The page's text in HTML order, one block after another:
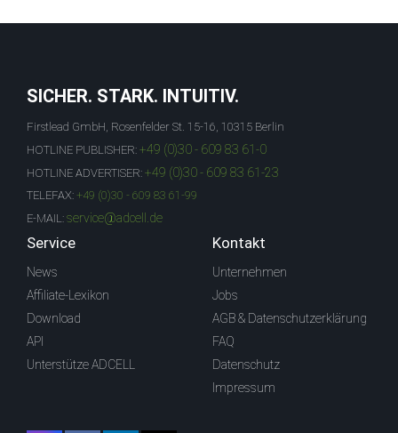
SICHER. STARK. INTUITIV.
Firstlead GmbH, Rosenfelder St. 15-16, 10315 Berlin
HOTLINE PUBLISHER: +49 (0)30 - 609 83 61-0
HOTLINE ADVERTISER: +49 (0)30 - 609 83 61-23
TELEFAX: +49 (0)30 - 609 83 61-99
E-MAIL: service@adcell.de
Service
News
Affiliate-Lexikon
Download
API
Unterstütze ADCELL
Kontakt
Unternehmen
Jobs
AGB & Datenschutzerklärung
FAQ
Datenschutz
Impressum